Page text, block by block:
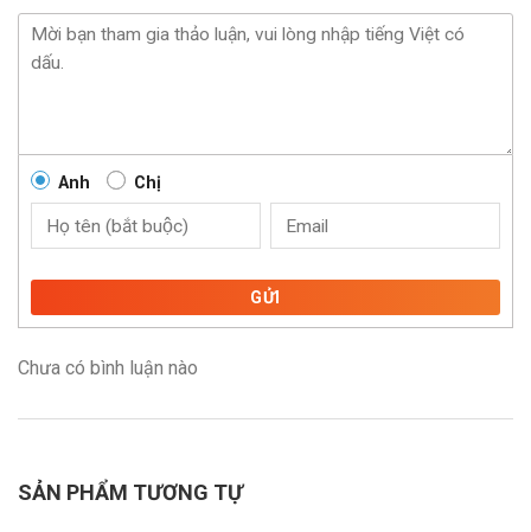
Anh Chị
GỬI
Chưa có bình luận nào
SẢN PHẨM TƯƠNG TỰ